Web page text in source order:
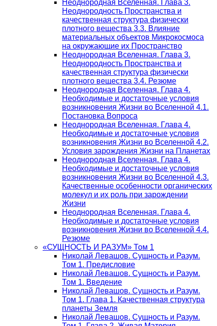
Неоднородная Вселенная. Глава 3.
Неоднородность Пространства и
качественная структура физически
плотного вещества 3.3. Влияние
материальных объектов Микрокосмоса
на окружающие их Пространство
Неоднородная Вселенная. Глава 3.
Неоднородность Пространства и
качественная структура физически
плотного вещества 3.4. Резюме
Неоднородная Вселенная. Глава 4.
Необходимые и достаточные условия
возникновения Жизни во Вселенной 4.1.
Постановка Вопроса
Неоднородная Вселенная. Глава 4.
Необходимые и достаточные условия
возникновения Жизни во Вселенной 4.2.
Условия зарождения Жизни на Планетах
Неоднородная Вселенная. Глава 4.
Необходимые и достаточные условия
возникновения Жизни во Вселенной 4.3.
Качественные особенности органических
молекул и их роль при зарождении
Жизни
Неоднородная Вселенная. Глава 4.
Необходимые и достаточные условия
возникновения Жизни во Вселенной 4.4.
Резюме
«СУЩНОСТЬ И РАЗУМ» Том 1
Николай Левашов. Сущность и Разум.
Том 1. Предисловие
Николай Левашов. Сущность и Разум.
Том 1. Введение
Николай Левашов. Сущность и Разум.
Том 1. Глава 1. Качественная структура
планеты Земля
Николай Левашов. Сущность и Разум.